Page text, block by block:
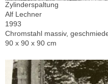
Zylinderspaltung
Alf Lechner
1993
Chromstahl massiv,
90 x 90 x 90 cm